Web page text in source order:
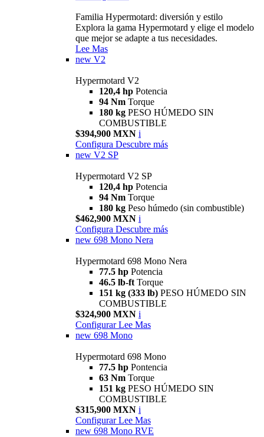
Familia Hypermotard: diversión y estilo
Explora la gama Hypermotard y elige el modelo
que mejor se adapte a tus necesidades.
Lee Mas
new V2
Hypermotard V2
120,4 hp Potencia
94 Nm Torque
180 kg PESO HÚMEDO SIN
COMBUSTIBLE
$394,900 MXN i
Configura Descubre más
new V2 SP
Hypermotard V2 SP
120,4 hp Potencia
94 Nm Torque
180 kg Peso húmedo (sin combustible)
$462,900 MXN i
Configura Descubre más
new 698 Mono Nera
Hypermotard 698 Mono Nera
77.5 hp Potencia
46.5 lb-ft Torque
151 kg (333 lb) PESO HÚMEDO SIN
COMBUSTIBLE
$324,900 MXN i
Configurar Lee Mas
new 698 Mono
Hypermotard 698 Mono
77.5 hp Pontencia
63 Nm Torque
151 kg PESO HÚMEDO SIN
COMBUSTIBLE
$315,900 MXN i
Configurar Lee Mas
new 698 Mono RVE